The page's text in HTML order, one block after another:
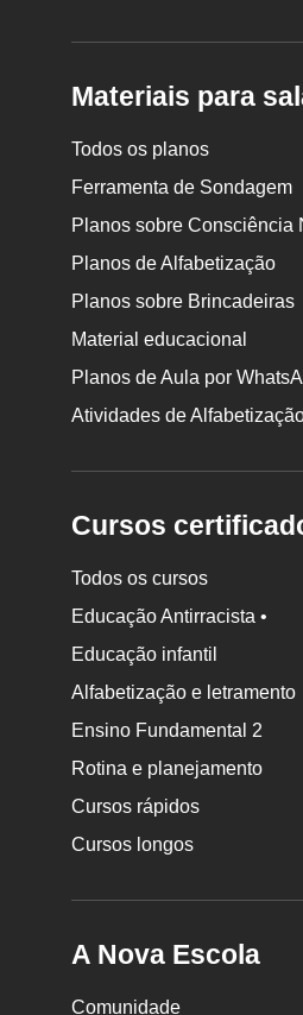
Materiais para
Todos os planos
Ferramenta de Sondagem
Planos sobre Consciência
Planos de Alfabetização
Planos sobre Brincadeiras
Material educacional
Planos de Aula por
Atividades de
Cursos
Todos os cursos
Educação Antirracista •
Educação infantil
Alfabetização e letramento
Ensino Fundamental 2
Rotina e planejamento
Cursos rápidos
Cursos longos
A Nova Escola
Comunidade